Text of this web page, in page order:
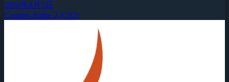
2026年8月5日
Counter-Strike 2 (CS2)